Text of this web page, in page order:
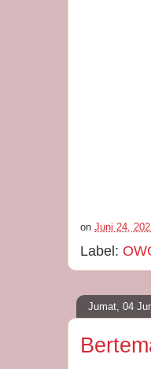
on Juni 24,
Label:
Jumat, 04